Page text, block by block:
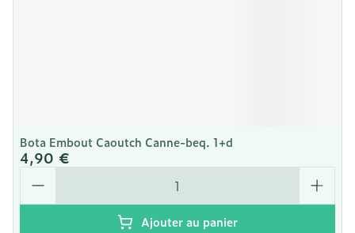
Bota Embout Caoutch Canne-beq. 1+d
4,90 €
Quantité
Ajouter au panier